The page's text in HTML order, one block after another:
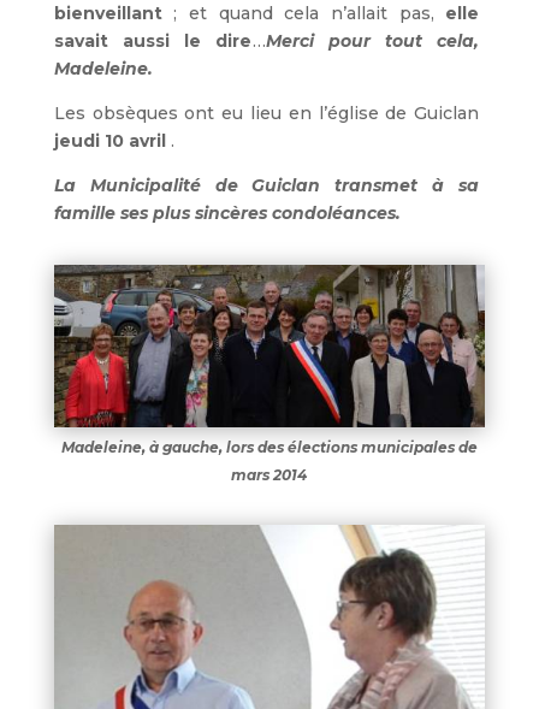
bienveillant; et quand cela n’allait pas, elle
savait aussi le dire…Merci pour tout cela,
Madeleine.
Les obsèques ont eu lieu en l’église de Guiclan
jeudi 10 avril.
La Municipalité de Guiclan transmet à sa
famille ses plus sincères condoléances.
Madeleine, à gauche, lors des élections municipales de
mars 2014